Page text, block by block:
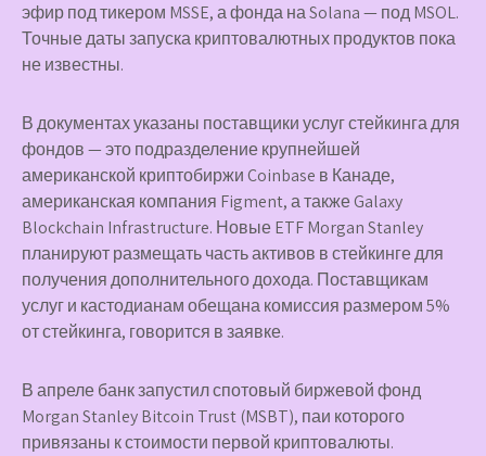
эфир под тикером MSSE, а фонда на Solana — под MSOL.
Точные даты запуска криптовалютных продуктов пока
не известны.
В документах указаны поставщики услуг стейкинга для
фондов — это подразделение крупнейшей
американской криптобиржи Coinbase в Канаде,
американская компания Figment, а также Galaxy
Blockchain Infrastructure. Новые ETF Morgan Stanley
планируют размещать часть активов в стейкинге для
получения дополнительного дохода. Поставщикам
услуг и кастодианам обещана комиссия размером 5%
от стейкинга, говорится в заявке.
В апреле банк запустил спотовый биржевой фонд
Morgan Stanley Bitcoin Trust (MSBT), паи которого
привязаны к стоимости первой криптовалюты.